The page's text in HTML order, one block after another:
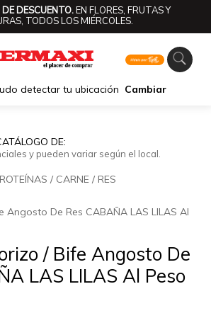
DESCUENTO.EN FLORES, FRUTAS Y
TODOS LOS MIÉRCOLES.
detectar tu ubicación Cambiar
DE:
y pueden variar según el local.
/ CARNE / RES
/ Bife Angosto De
LAS LILAS Al Peso